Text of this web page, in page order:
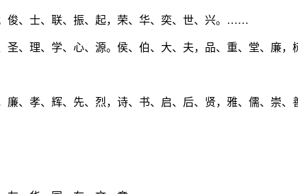
、士、联、振、起，荣、华、奕、世、兴。……
、理、学、心、源。侯、伯、大、夫，品、重、堂、廉
、孝、辉、先、烈，诗、书、启、后、贤，雅、儒、崇、